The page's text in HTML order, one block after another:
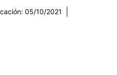
05/10/2021